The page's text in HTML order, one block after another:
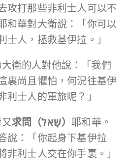
攻打那些非利士人可以不
和華對大衛說：「你可以
士人，拯救基伊拉。」
衛的人對他說：「我們
裏尚且懼怕，何況往基伊
利士人的軍旅呢？」
求問（שָׁאַל）耶和華。
說：「你起身下基伊拉
非利士人交在你手裏。」